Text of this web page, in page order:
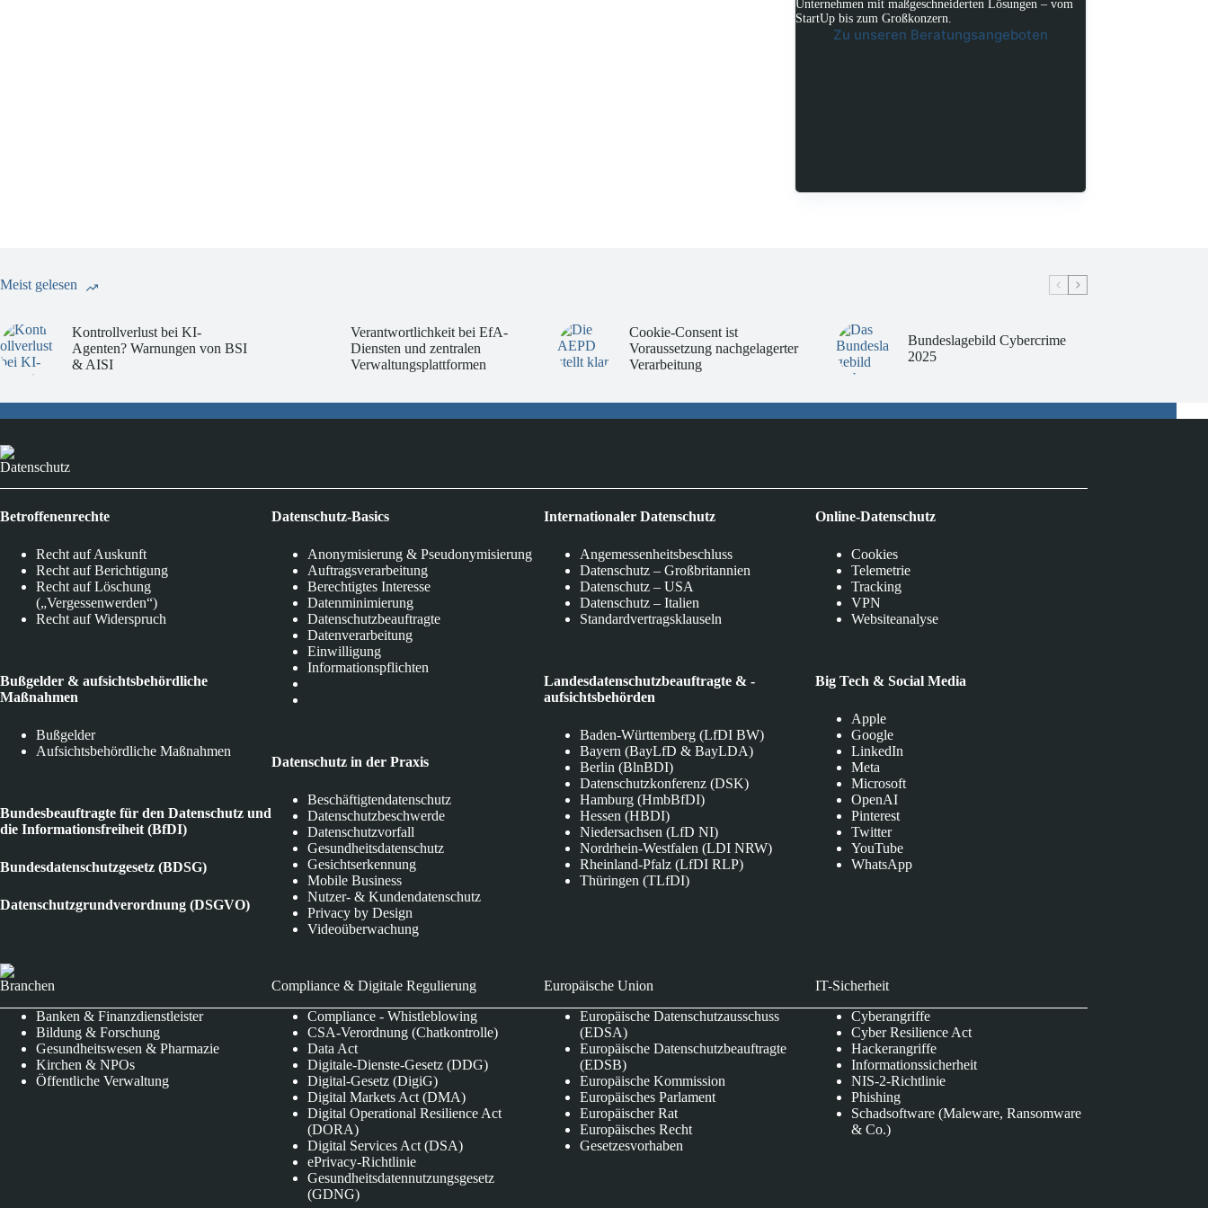
Unternehmen mit maßgeschneiderten Lösungen – vom
StartUp bis zum Großkonzern.
Zu unseren Beratungsangeboten
Meist gelesen
Kontrollverlust bei KI-
Agenten? Warnungen von BSI
& AISI
Verantwortlichkeit bei EfA-
Diensten und zentralen
Verwaltungsplattformen
Cookie-Consent ist
Voraussetzung nachgelagerter
Verarbeitung
Bundeslagebild Cybercrime
2025
Datenschutz
Betroffenenrechte
Recht auf Auskunft
Recht auf Berichtigung
Recht auf Löschung
(„Vergessenwerden“)
Recht auf Widerspruch
Bußgelder & aufsichtsbehördliche
Maßnahmen
Bußgelder
Aufsichtsbehördliche Maßnahmen
Bundesbeauftragte für den Datenschutz und
die Informationsfreiheit (BfDI)
Bundesdatenschutzgesetz (BDSG)
Datenschutzgrundverordnung (DSGVO)
Datenschutz-Basics
Anonymisierung & Pseudonymisierung
Auftragsverarbeitung
Berechtigtes Interesse
Datenminimierung
Datenschutzbeauftragte
Datenverarbeitung
Einwilligung
Informationspflichten
Datenschutz in der Praxis
Beschäftigtendatenschutz
Datenschutzbeschwerde
Datenschutzvorfall
Gesundheitsdatenschutz
Gesichtserkennung
Mobile Business
Nutzer- & Kundendatenschutz
Privacy by Design
Videoüberwachung
Internationaler Datenschutz
Angemessenheitsbeschluss
Datenschutz – Großbritannien
Datenschutz – USA
Datenschutz – Italien
Standardvertragsklauseln
Landesdatenschutzbeauftragte & -
aufsichtsbehörden
Baden-Württemberg (LfDI BW)
Bayern (BayLfD & BayLDA)
Berlin (BlnBDI)
Datenschutzkonferenz (DSK)
Hamburg (HmbBfDI)
Hessen (HBDI)
Niedersachsen (LfD NI)
Nordrhein-Westfalen (LDI NRW)
Rheinland-Pfalz (LfDI RLP)
Thüringen (TLfDI)
Online-Datenschutz
Cookies
Telemetrie
Tracking
VPN
Websiteanalyse
Big Tech & Social Media
Apple
Google
LinkedIn
Meta
Microsoft
OpenAI
Pinterest
Twitter
YouTube
WhatsApp
Branchen
Banken & Finanzdienstleister
Bildung & Forschung
Gesundheitswesen & Pharmazie
Kirchen & NPOs
Öffentliche Verwaltung
Compliance & Digitale Regulierung
Compliance - Whistleblowing
CSA-Verordnung (Chatkontrolle)
Data Act
Digitale-Dienste-Gesetz (DDG)
Digital-Gesetz (DigiG)
Digital Markets Act (DMA)
Digital Operational Resilience Act
(DORA)
Digital Services Act (DSA)
ePrivacy-Richtlinie
Gesundheitsdatennutzungsgesetz
(GDNG)
Europäische Union
Europäische Datenschutzausschuss
(EDSA)
Europäische Datenschutzbeauftragte
(EDSB)
Europäische Kommission
Europäisches Parlament
Europäischer Rat
Europäisches Recht
Gesetzesvorhaben
IT-Sicherheit
Cyberangriffe
Cyber Resilience Act
Hackerangriffe
Informationssicherheit
NIS-2-Richtlinie
Phishing
Schadsoftware (Maleware, Ransomware
& Co.)